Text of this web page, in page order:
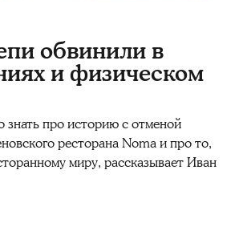
обвинили в
и физическом
знать про историю с отменой
ресторана Noma и про то,
миру, рассказывает Иван